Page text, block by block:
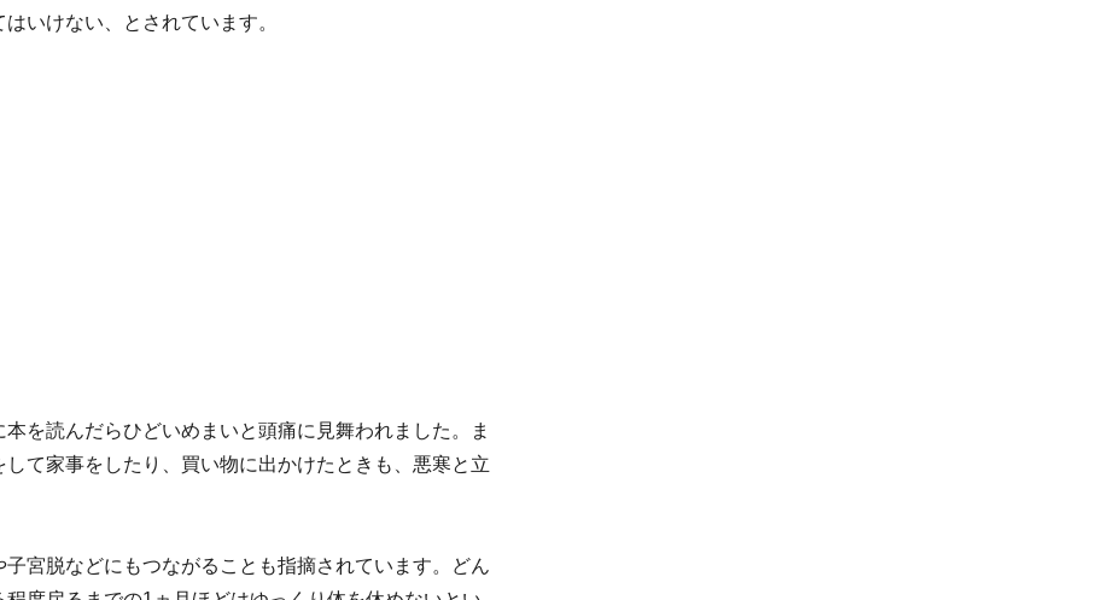
いけない、とされています。
を読んだらひどいめまいと頭痛に見舞われました。ま
て家事をしたり、買い物に出かけたときも、悪寒と立
宮脱などにもつながることも指摘されています。どん